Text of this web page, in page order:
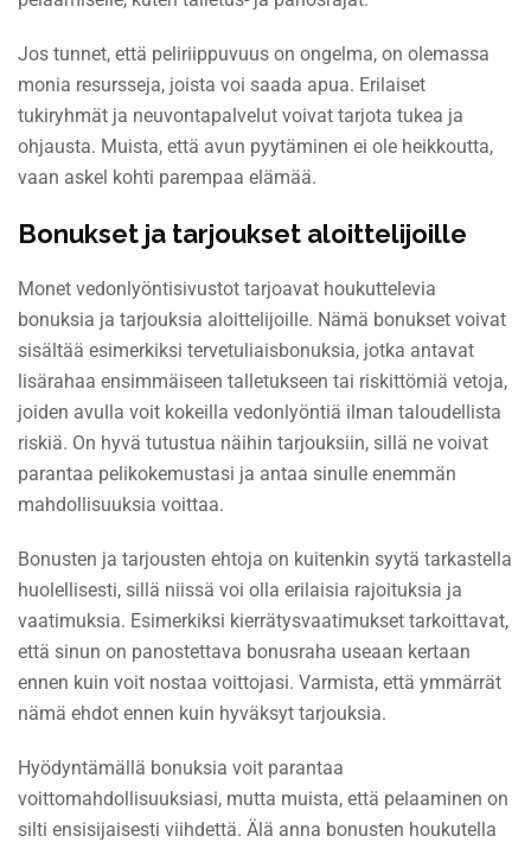
Jos tunnet, että peliriippuvuus on ongelma, on olemassa
monia resursseja, joista voi saada apua. Erilaiset
tukiryhmät ja neuvontapalvelut voivat tarjota tukea ja
ohjausta. Muista, että avun pyytäminen ei ole heikkoutta,
vaan askel kohti parempaa elämää.
Bonukset ja tarjoukset aloittelijoille
Monet vedonlyöntisivustot tarjoavat houkuttelevia
bonuksia ja tarjouksia aloittelijoille. Nämä bonukset voivat
sisältää esimerkiksi tervetuliaisbonuksia, jotka antavat
lisärahaa ensimmäiseen talletukseen tai riskittömiä vetoja,
joiden avulla voit kokeilla vedonlyöntiä ilman taloudellista
riskiä. On hyvä tutustua näihin tarjouksiin, sillä ne voivat
parantaa pelikokemustasi ja antaa sinulle enemmän
mahdollisuuksia voittaa.
Bonusten ja tarjousten ehtoja on kuitenkin syytä tarkastella
huolellisesti, sillä niissä voi olla erilaisia rajoituksia ja
vaatimuksia. Esimerkiksi kierrätysvaatimukset tarkoittavat,
että sinun on panostettava bonusraha useaan kertaan
ennen kuin voit nostaa voittojasi. Varmista, että ymmärrät
nämä ehdot ennen kuin hyväksyt tarjouksia.
Hyödyntämällä bonuksia voit parantaa
voittomahdollisuuksiasi, mutta muista, että pelaaminen on
silti ensisijaisesti viihdettä. Älä anna bonusten houkutella